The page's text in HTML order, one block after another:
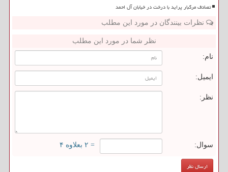
تصادف مرگبار پراید با درخت در خیابان آل احمد
نظرات بینندگان در مورد این مطلب
نظر شما در مورد این مطلب
نام:
ایمیل:
نظر:
سوال: = ۲ بعلاوه ۴